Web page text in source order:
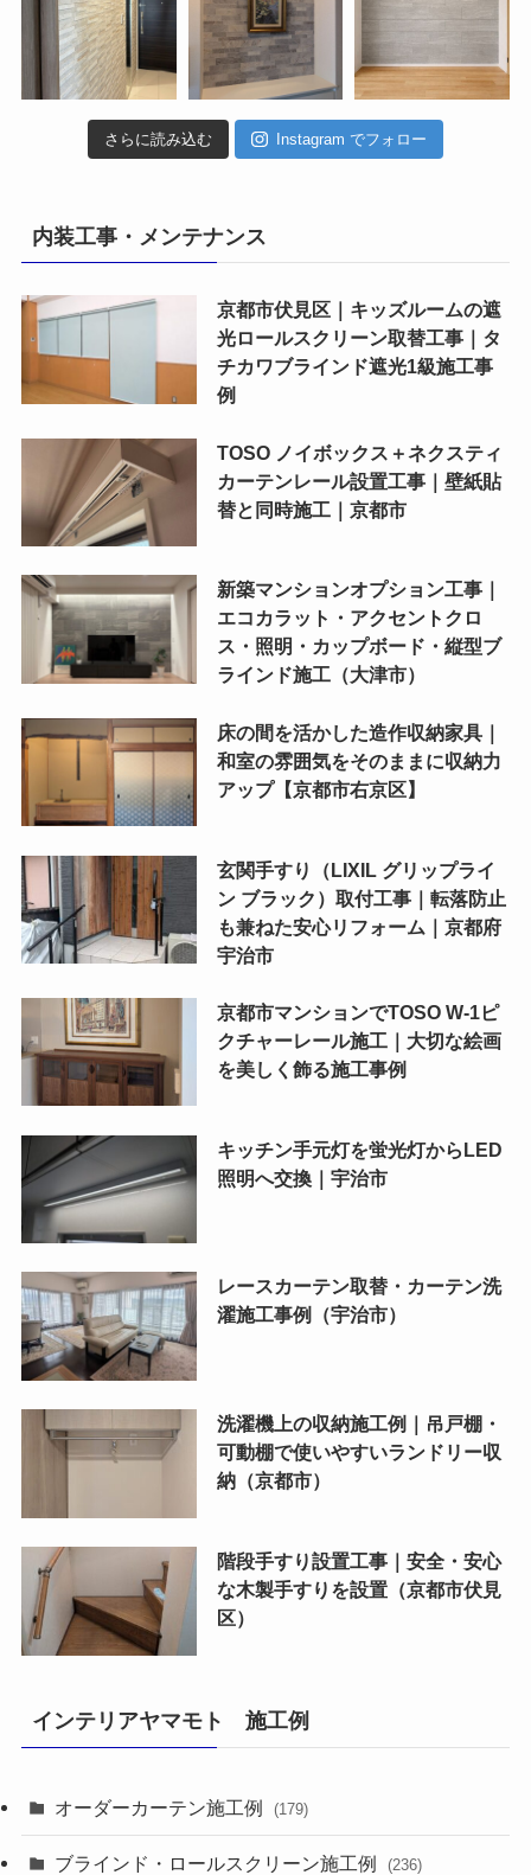
さらに読み込む Instagram でフォロー
内装工事・メンテナンス
京都市伏見区｜キッズルームの遮
光ロールスクリーン取替工事｜タ
チカワブラインド遮光1級施工事
例
TOSO ノイボックス＋ネクスティ
カーテンレール設置工事｜壁紙貼
替と同時施工｜京都市
新築マンションオプション工事｜
エコカラット・アクセントクロ
ス・照明・カップボード・縦型ブ
ラインド施工（大津市）
床の間を活かした造作収納家具｜
和室の雰囲気をそのままに収納力
アップ【京都市右京区】
玄関手すり（LIXIL グリップライ
ン ブラック）取付工事｜転落防止
も兼ねた安心リフォーム｜京都府
宇治市
京都市マンションでTOSO W-1ピ
クチャーレール施工｜大切な絵画
を美しく飾る施工事例
キッチン手元灯を蛍光灯からLED
照明へ交換｜宇治市
レースカーテン取替・カーテン洗
濯施工事例（宇治市）
洗濯機上の収納施工例｜吊戸棚・
可動棚で使いやすいランドリー収
納（京都市）
階段手すり設置工事｜安全・安心
な木製手すりを設置（京都市伏見
区）
インテリアヤマモト 施工例
オーダーカーテン施工例 (179)
ブラインド・ロールスクリーン施工例 (236)